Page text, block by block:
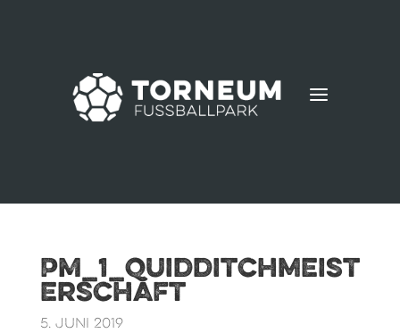
a
PM_1_Quidditchmeist
erschaft
5. Juni 2019